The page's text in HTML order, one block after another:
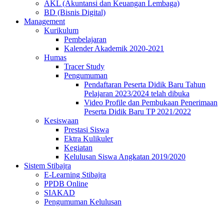
AKL (Akuntansi dan Keuangan Lembaga)
BD (Bisnis Digital)
Management
Kurikulum
Pembelajaran
Kalender Akademik 2020-2021
Humas
Tracer Study
Pengumuman
Pendaftaran Peserta Didik Baru Tahun
Pelajaran 2023/2024 telah dibuka
Video Profile dan Pembukaan Penerimaan
Peserta Didik Baru TP 2021/2022
Kesiswaan
Prestasi Siswa
Ektra Kulikuler
Kegiatan
Kelulusan Siswa Angkatan 2019/2020
Sistem Stibajra
E-Learning Stibajra
PPDB Online
SIAKAD
Pengumuman Kelulusan